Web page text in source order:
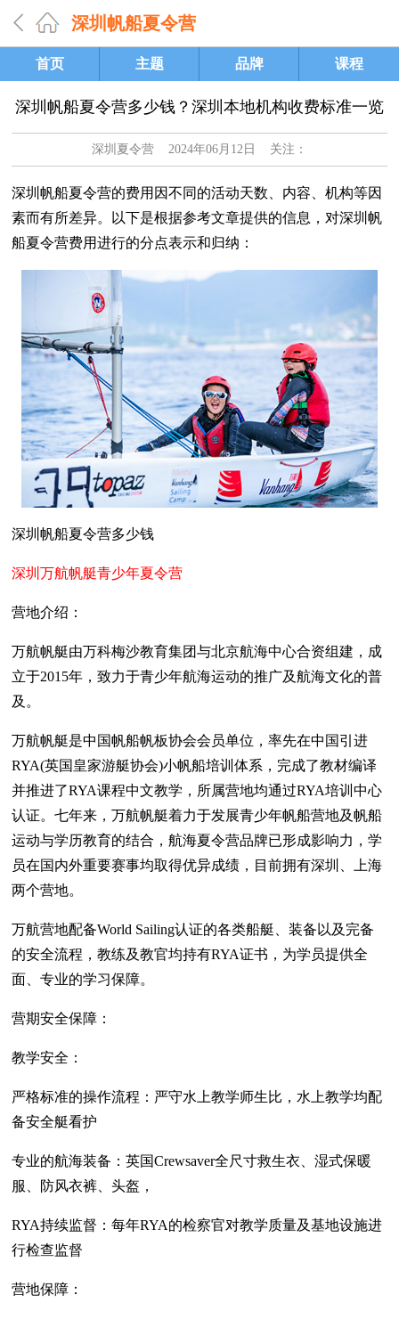
深圳帆船夏令营
首页 主题 品牌 课程
深圳帆船夏令营多少钱？深圳本地机构收费标准一览
深圳夏令营2024年06月12日 关注：
深圳帆船夏令营的费用因不同的活动天数、内容、机构等因
素而有所差异。以下是根据参考文章提供的信息，对深圳帆
船夏令营费用进行的分点表示和归纳：
深圳帆船夏令营多少钱
深圳万航帆艇青少年夏令营
营地介绍：
万航帆艇由万科梅沙教育集团与北京航海中心合资组建，成
立于2015年，致力于青少年航海运动的推广及航海文化的普
及。
万航帆艇是中国帆船帆板协会会员单位，率先在中国引进
RYA(英国皇家游艇协会)小帆船培训体系，完成了教材编译
并推进了RYA课程中文教学，所属营地均通过RYA培训中心
认证。七年来，万航帆艇着力于发展青少年帆船营地及帆船
运动与学历教育的结合，航海夏令营品牌已形成影响力，学
员在国内外重要赛事均取得优异成绩，目前拥有深圳、上海
两个营地。
万航营地配备World Sailing认证的各类船艇、装备以及完备
的安全流程，教练及教官均持有RYA证书，为学员提供全
面、专业的学习保障。
营期安全保障：
教学安全：
严格标准的操作流程：严守水上教学师生比，水上教学均配
备安全艇看护
专业的航海装备：英国Crewsaver全尺寸救生衣、湿式保暖
服、防风衣裤、头盔，
RYA持续监督：每年RYA的检察官对教学质量及基地设施进
行检查监督
营地保障：